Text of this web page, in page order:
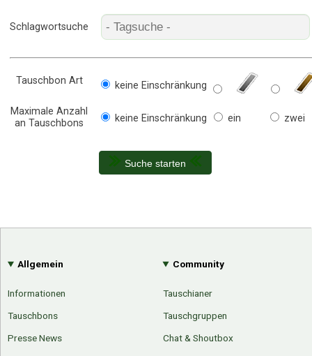
Schlagwortsuche
Tauschbon Art keine Einschränkung
Maximale Anzahl
an Tauschbons
keine Einschränkung ein zwei
Suche starten
Allgemein
Informationen
Tauschbons
Presse News
Community
Tauschianer
Tauschgruppen
Chat & Shoutbox